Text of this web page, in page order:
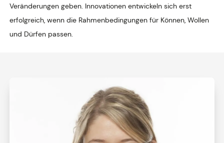
Veränderungen geben. Innovationen entwickeln sich erst
erfolgreich, wenn die Rahmenbedingungen für Können, Wollen
und Dürfen passen.